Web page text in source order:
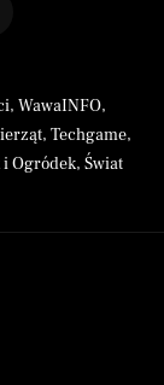
, WawaINFO,
, Techgame,
Ogródek, Świat